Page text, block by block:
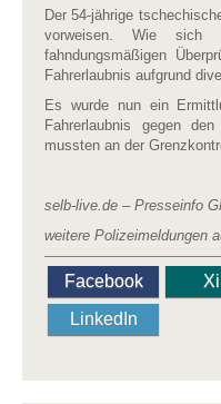
Der 54-jährige
vorweisen. Wie sich
fahndungsmäßigen
Fahrerlaubnis aufgrund
Es wurde nun ein
Fahrerlaubnis gegen
mussten an der
selb-live.de – Presseinfo
weitere Polizeimeldungen
Facebook
LinkedIn